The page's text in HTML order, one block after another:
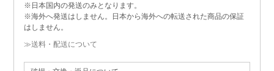
※日本国内の発送のみとなります。
※海外へ発送はしません。日本から海外への転送された商品の保証
はしません。
≫送料・配送について